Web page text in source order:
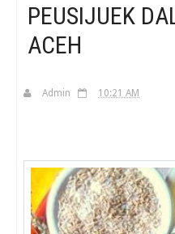
PEUSIJUEK
ACEH
Admin 10:21 AM